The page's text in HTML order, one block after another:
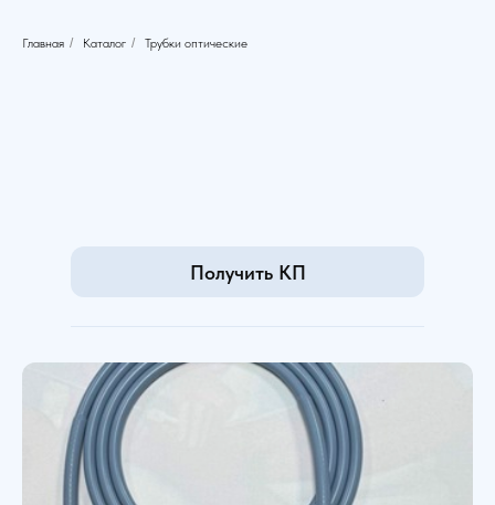
Главная / Каталог / Трубки оптические
Получить КП